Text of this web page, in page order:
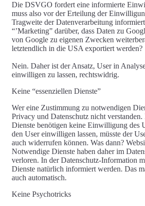
Die DSVGO fordert eine informierte
muss also vor der Erteilung der
Tragweite der Datenverarbeitung
“’Marketing” darüber, dass Daten zu
von Google zu eigenen Zwecken
letztendlich in die USA exportiert werden?
Nein. Daher ist der Ansatz, User in
einwilligen zu lassen, rechtswidrig.
Keine “essenziellen Dienste”
Wer eine Zustimmung zu notwendigen
Privacy und Datenschutz nicht
Dienste benötigen keine Einwilligung des
den User einwilligen lassen, müsste der
auch widerrufen können. Was dann?
Notwendige Dienste haben daherim
verloren. In derDatenschutz-Information
Dienste natürlich informiert werden. Das
auch automatisch.
Keine Psychotricks